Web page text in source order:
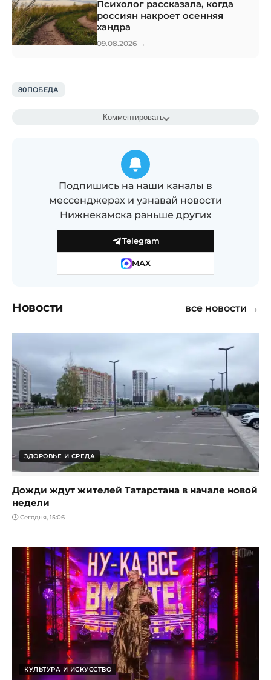
Психолог рассказала, когда
россиян накроет осенняя
хандра
09.08.2026 →
80ПОБЕДА
Комментировать
Подпишись на наши каналы в
мессенджерах и узнавай новости
Нижнекамска раньше других
Telegram
MAX
Новости все новости →
ЗДОРОВЬЕ И СРЕДА
Дожди ждут жителей Татарстана в начале новой
недели
Сегодня, 15:06
КУЛЬТУРА И ИСКУССТВО